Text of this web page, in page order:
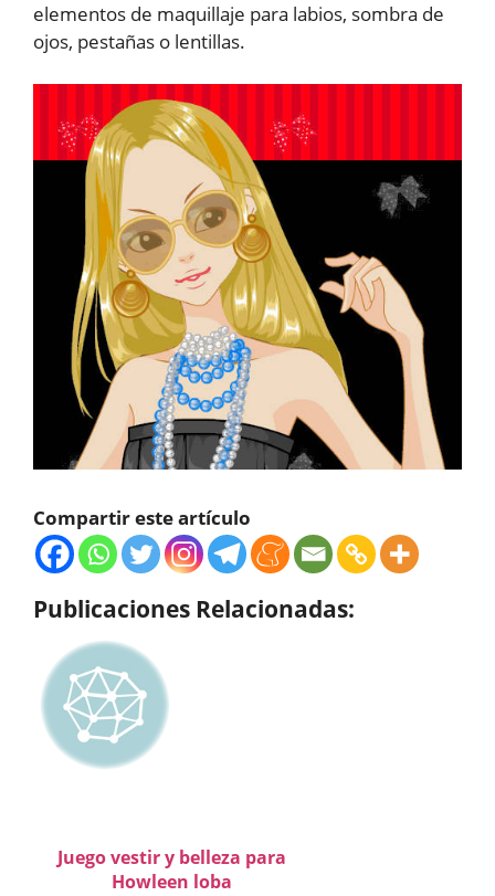
elementos de maquillaje para labios, sombra de
ojos, pestañas o lentillas.
Compartir este artículo
Publicaciones Relacionadas:
Juego vestir y belleza para
Howleen loba